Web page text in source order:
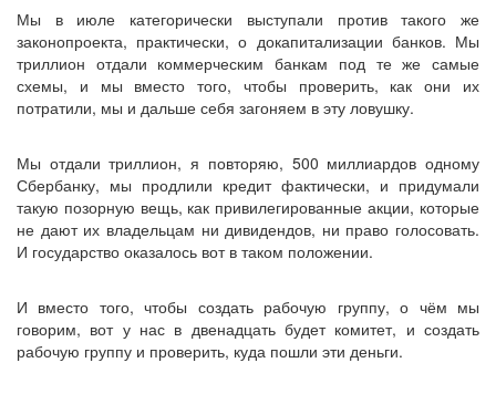
Мы в июле категорически выступали против такого же
законопроекта, практически, о докапитализации банков. Мы
триллион отдали коммерческим банкам под те же самые
схемы, и мы вместо того, чтобы проверить, как они их
потратили, мы и дальше себя загоняем в эту ловушку.
Мы отдали триллион, я повторяю, 500 миллиардов одному
Сбербанку, мы продлили кредит фактически, и придумали
такую позорную вещь, как привилегированные акции, которые
не дают их владельцам ни дивидендов, ни право голосовать.
И государство оказалось вот в таком положении.
И вместо того, чтобы создать рабочую группу, о чём мы
говорим, вот у нас в двенадцать будет комитет, и создать
рабочую группу и проверить, куда пошли эти деньги.